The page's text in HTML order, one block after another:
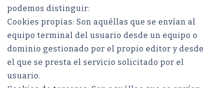
podemos distinguir:
Cookies propias: Son aquéllas que se envían al
equipo terminal del usuario desde un equipo o
dominio gestionado por el propio editor y desde
el que se presta el servicio solicitado por el
usuario.